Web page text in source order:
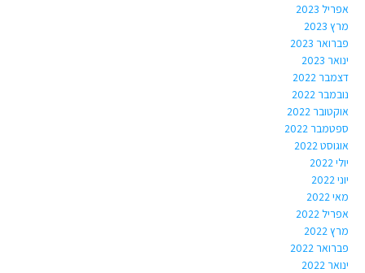
אפריל 2023
מרץ 2023
פברואר 2023
ינואר 2023
דצמבר 2022
נובמבר 2022
אוקטובר 2022
ספטמבר 2022
אוגוסט 2022
יולי 2022
יוני 2022
מאי 2022
אפריל 2022
מרץ 2022
פברואר 2022
ינואר 2022